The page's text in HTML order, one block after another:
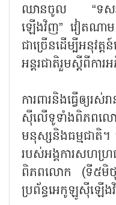
ឈានចូល “ទសវត្ស
ឡើងវិញ” វៀតណា
ជាច្រើនដើម្បីអនុវ
អន្តរជាតិរួមស្ដីពីការ
ការពារនិងធ្វើឲ្យរ
ស៊ីលើទូទាំងពិភពល
មនុស្សនិងធម្មជាតិ។
របស់អង្គការសហហ្រជ
ពិភពលោក (ទី៥មិថុ
ប្រព័ន្ធអេកូឡូស៊ីឡើង